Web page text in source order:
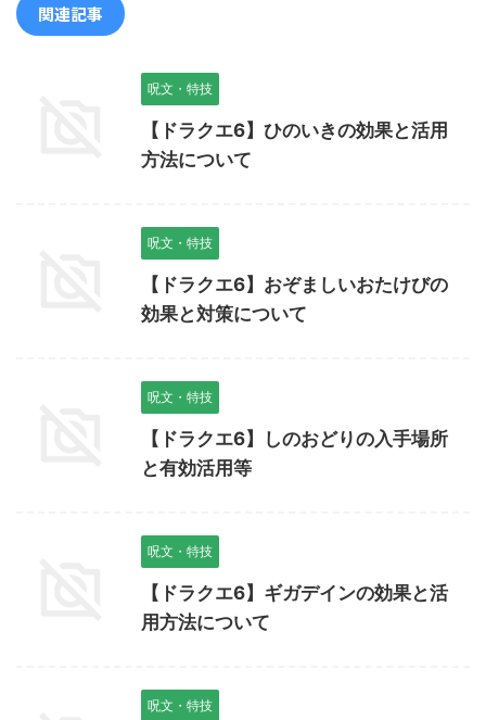
関連記事
呪文・特技
【ドラクエ6】ひのいきの効果と活用
方法について
呪文・特技
【ドラクエ6】おぞましいおたけびの
効果と対策について
呪文・特技
【ドラクエ6】しのおどりの入手場所
と有効活用等
呪文・特技
【ドラクエ6】ギガデインの効果と活
用方法について
呪文・特技